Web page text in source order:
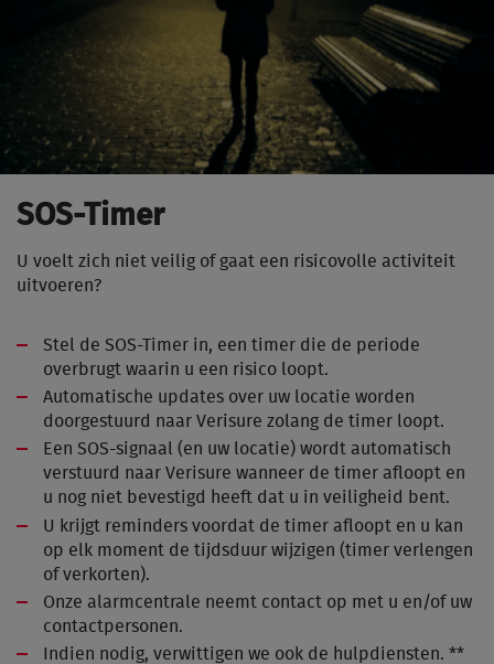
SOS-Timer
U voelt zich niet veilig of gaat een risicovolle activiteit
uitvoeren?
Stel de SOS-Timer in, een timer die de periode
overbrugt waarin u een risico loopt.
Automatische updates over uw locatie worden
doorgestuurd naar Verisure zolang de timer loopt.
Een SOS-signaal (en uw locatie) wordt automatisch
verstuurd naar Verisure wanneer de timer afloopt en
u nog niet bevestigd heeft dat u in veiligheid bent.
U krijgt reminders voordat de timer afloopt en u kan
op elk moment de tijdsduur wijzigen (timer verlengen
of verkorten).
Onze alarmcentrale neemt contact op met u en/of uw
contactpersonen.
Indien nodig, verwittigen we ook de hulpdiensten. **